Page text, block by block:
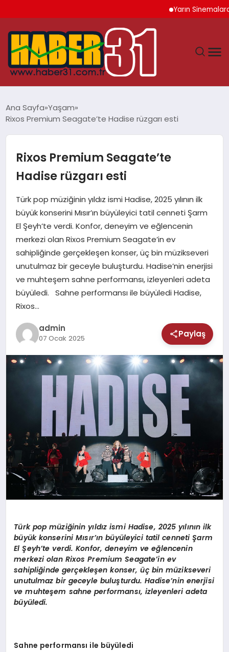
Yarın Sinemalarda
YAŞAM
EKONOMI
GÜNDEM
MAGAZIN
SAĞLIK
TEKNOLOJI
Ana Sayfa Yaşam
Rixos Premium Seagate’te Hadise rüzgarı esti
Rixos Premium Seagate’te
Hadise rüzgarı esti
Türk pop müziğinin yıldız ismi Hadise, 2025 yılının ilk
büyük konserini Mısır’ın büyüleyici tatil cenneti Şarm
El Şeyh’te verdi. Konfor, deneyim ve eğlencenin
merkezi olan Rixos Premium Seagate’in ev
sahipliğinde gerçekleşen konser, üç bin müzikseveri
unutulmaz bir geceyle buluşturdu. Hadise’nin enerjisi
ve muhteşem sahne performansı, izleyenleri adeta
büyüledi. Sahne performansı ile büyüledi Hadise,
Rixos…
admin
07 Ocak 2025 Paylaş
Türk pop müziğinin yıldız ismi Hadise, 2025 yılının ilk
büyük konserini Mısır’ın büyüleyici tatil cenneti Şarm
El Şeyh’te verdi. Konfor, deneyim ve eğlencenin
merkezi olan Rixos Premium Seagate’in ev
sahipliğinde gerçekleşen konser, üç bin müzikseveri
unutulmaz bir geceyle buluşturdu. Hadise’nin enerjisi
ve muhteşem sahne performansı, izleyenleri adeta
büyüledi.
Sahne performansı ile büyüledi